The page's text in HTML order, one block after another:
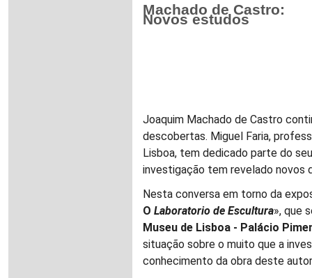
Machado de Castro:
Novos estudos
Joaquim Machado de Castro
descobertas. Miguel Faria,
Lisboa, tem dedicado parte do
investigação tem revelado novos
Nesta conversa em torno da
O Laboratorio de Escultura», que
Museu de Lisboa - Palácio
situação sobre o muito que a
conhecimento da obra deste